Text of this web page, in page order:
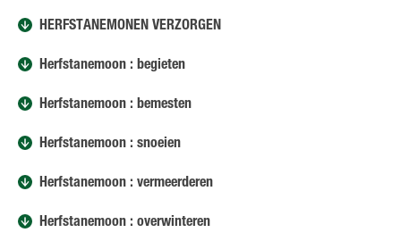
HERFSTANEMONEN VERZORGEN
Herfstanemoon : begieten
Herfstanemoon : bemesten
Herfstanemoon : snoeien
Herfstanemoon : vermeerderen
Herfstanemoon : overwinteren